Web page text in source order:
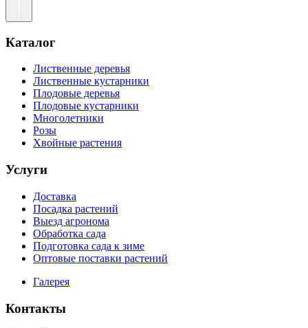
Каталог
Лиственные деревья
Лиственные кустарники
Плодовые деревья
Плодовые кустарники
Многолетники
Розы
Хвойные растения
Услуги
Доставка
Посадка растений
Выезд агронома
Обработка сада
Подготовка сада к зиме
Оптовые поставки растений
Галерея
Контакты